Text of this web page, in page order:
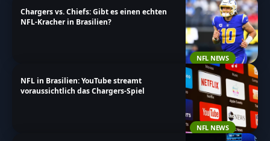
NFL NEWS
Chargers vs. Chiefs: Gibt es einen echten
NFL-Kracher in Brasilien?
NFL NEWS
NFL in Brasilien: YouTube streamt
voraussichtlich das Chargers-Spiel